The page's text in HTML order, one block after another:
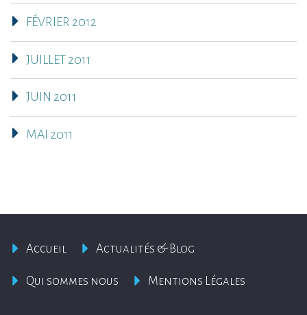
FÉVRIER 2012
JUILLET 2011
JUIN 2011
MAI 2011
Accueil Actualités & Blog
Qui sommes nous Mentions Légales